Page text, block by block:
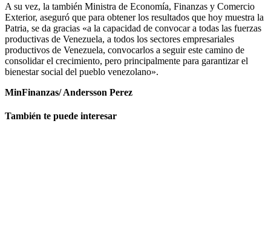
A su vez, la también Ministra de Economía, Finanzas y Comercio
Exterior, aseguró que para obtener los resultados que hoy muestra la
Patria, se da gracias «a la capacidad de convocar a todas las fuerzas
productivas de Venezuela, a todos los sectores empresariales
productivos de Venezuela, convocarlos a seguir este camino de
consolidar el crecimiento, pero principalmente para garantizar el
bienestar social del pueblo venezolano».
MinFinanzas/ Andersson Perez
También te puede interesar